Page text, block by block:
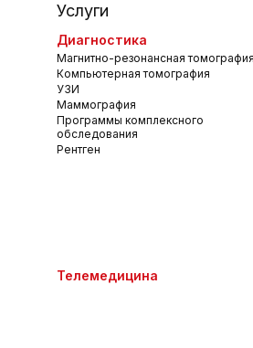
Услуги
Диагностика
Магнитно-резонансная томография
Компьютерная томография
УЗИ
Маммография
Программы комплексного
обследования
Рентген
Телемедицина